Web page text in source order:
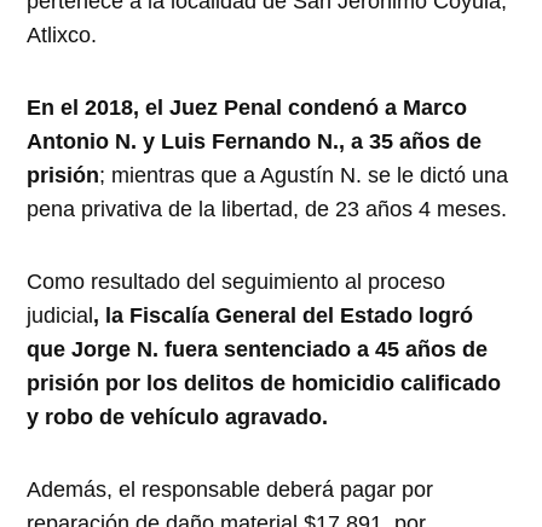
Atlixco.
En el 2018, el Juez Penal condenó a Marco
Antonio N. y Luis Fernando N., a 35 años de
prisión; mientras que a Agustín N. se le dictó una
pena privativa de la libertad, de 23 años 4 meses.
Como resultado del seguimiento al proceso
judicial , la Fiscalía General del Estado logró
que Jorge N. fuera sentenciado a 45 años de
prisión por los delitos de homicidio calificado
y robo de vehículo agravado.
Además, el responsable deberá pagar por